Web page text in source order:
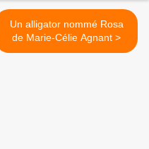
Un alligator nommé Rosa
de Marie-Célie Agnant >